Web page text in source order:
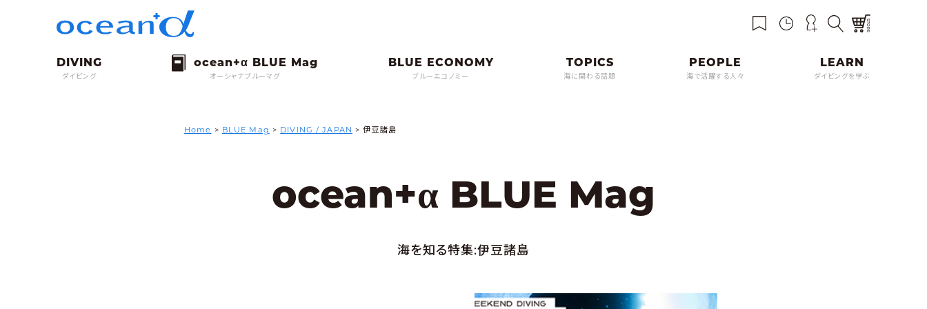
ダイビング オーシャナブルーマグ ブルーエコノミー 海に関わる話題 海で活躍する人々 ダイビングを学ぶ
Home > BLUE Mag > DIVING / JAPAN >伊豆諸島
ocean+α BLUE Mag
海を知る特集:伊豆諸島